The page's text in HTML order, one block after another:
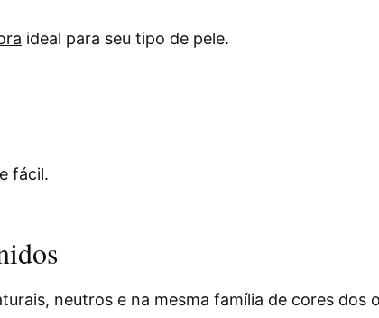
ideal para seu tipo de pele.
fácil.
neutros e na mesma família de cores dos